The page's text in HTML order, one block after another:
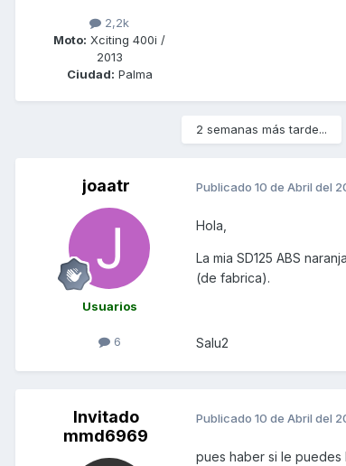
2,2k
Moto: Xciting 400i /
2013
Ciudad: Palma
2 semanas más tarde...
joaatr
Usuarios
6
Publicado 10 de Abril del
Hola,
La mia SD125 ABS
(de fabrica).
Salu2
Invitado
mmd6969
Publicado 10 de Abril del
pues haber si le